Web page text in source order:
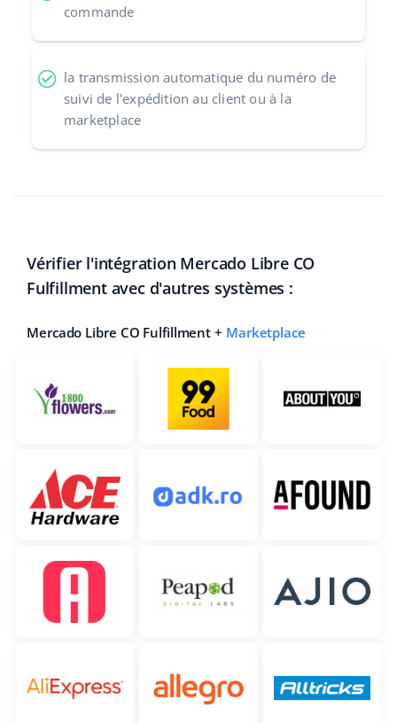
commande
la transmission automatique du numéro de
suivi de l'expédition au client ou à la
marketplace
Vérifier l'intégration Mercado Libre CO
Fulfillment avec d'autres systèmes :
Mercado Libre CO Fulfillment + Marketplace